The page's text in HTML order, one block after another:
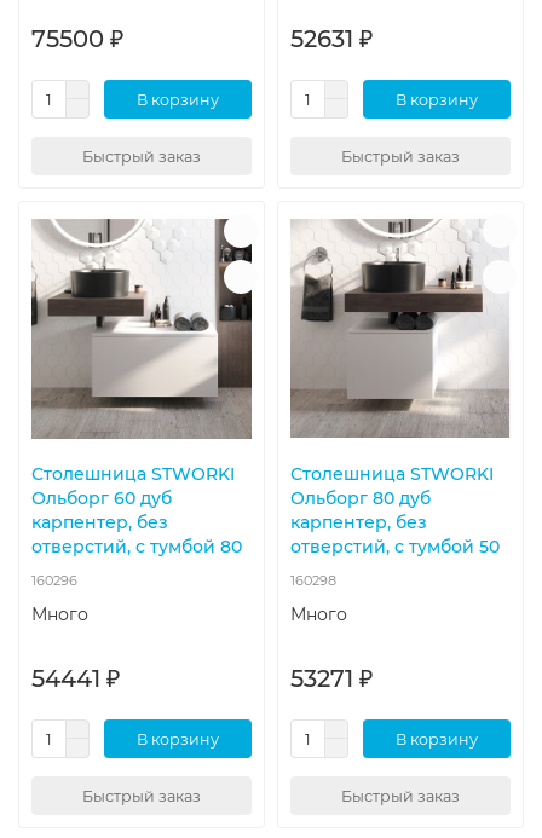
75500 ₽
В корзину
Быстрый заказ
52631 ₽
В корзину
Быстрый заказ
Столешница STWORKI
Ольборг 60 дуб
карпентер, без
отверстий, с тумбой 80
160296
Много
54441 ₽
В корзину
Быстрый заказ
Столешница STWORKI
Ольборг 80 дуб
карпентер, без
отверстий, с тумбой 50
160298
Много
53271 ₽
В корзину
Быстрый заказ